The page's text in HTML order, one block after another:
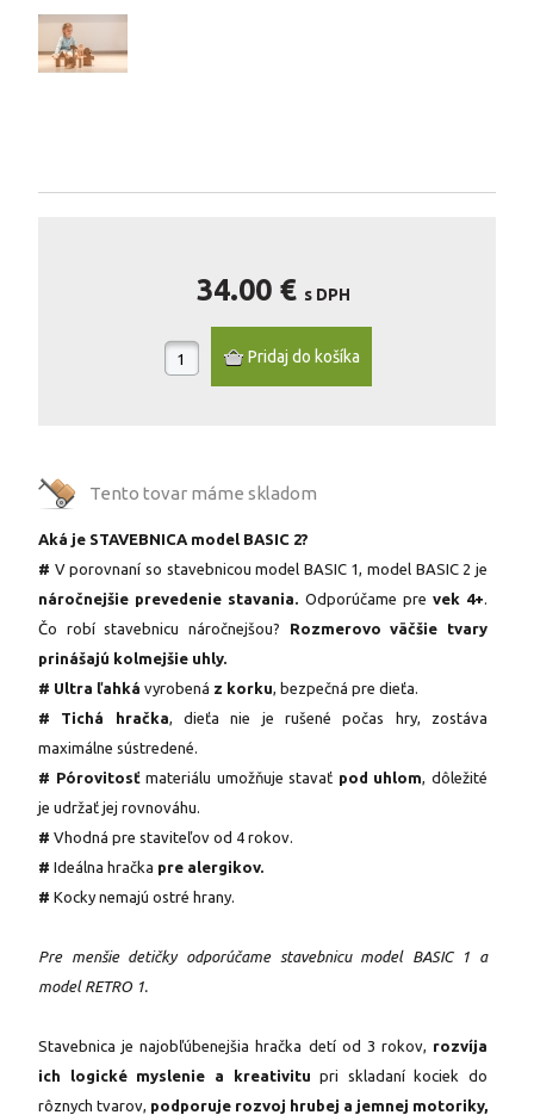
34.00 € s DPH
Tento tovar máme skladom
Aká je STAVEBNICA model BASIC 2?
# V porovnaní so stavebnicou model BASIC 1, model BASIC 2 je
náročnejšie prevedenie stavania. Odporúčame pre vek 4+.
Čo robí stavebnicu náročnejšou? Rozmerovo väčšie tvary
prinášajú kolmejšie uhly.
# Ultra ľahká vyrobená z korku, bezpečná pre dieťa.
# Tichá hračka, dieťa nie je rušené počas hry, zostáva
maximálne sústredené.
# Pórovitosťmateriálu umožňuje stavať pod uhlom, dôležité
je udržať jej rovnováhu.
# Vhodná pre staviteľov od 4 rokov.
# Ideálna hračka pre alergikov.
# Kocky nemajú ostré hrany.
Pre menšie detičky odporúčamestavebnicu model BASIC 1 a
model RETRO 1.
Stavebnica je najobľúbenejšia hračka detí od 3 rokov, rozvíja
ich logické myslenie a kreativitu pri skladaní kociek do
rôznych tvarov, podporuje rozvoj hrubej a jemnej motoriky,